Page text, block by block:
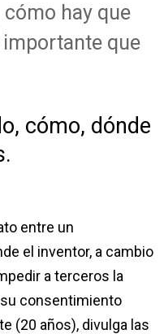
hay que
importante que
cómo, dónde
entre un
el inventor, a cambio
a terceros la
consentimiento
(20 años), divulga las